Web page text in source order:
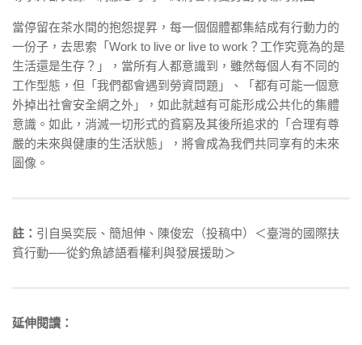
當停留在茶水間的抱怨提昇，每一個個體都集結成有行動力的
一份子，去思索「 Work to live or live to work ？工作究竟為的是
生活還是生存？」，當所有人都意識到，雖然每個人有不同的
工作型態，但「我們都會遇到勞資問題」、「都有可能一個意
外掉出社會安全網之外」，如此就越有可能形成公共化的集體
意識。如此，消滅一切形式的貧窮及其後所追求的「合理有尊
嚴的未來與健康的生活狀態」，將會成為我們共同享有的未來
圖像。
註： 引自吳奕辰、簡旭伸、陳俊宏（投稿中）＜臺灣的國際扶
貧行動──從釣魚諺語看權利與發展援助＞
延伸閱讀：